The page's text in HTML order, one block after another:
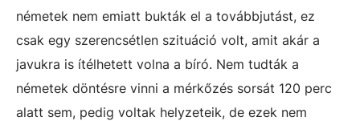
németek nem emiatt bukták el a továbbjutást, ez
csak egy szerencsétlen szituáció volt, amit akár a
javukra is ítélhetett volna a bíró. Nem tudták a
németek döntésre vinni a mérkőzés sorsát 120 perc
alatt sem, pedig voltak helyzeteik, de ezek nem